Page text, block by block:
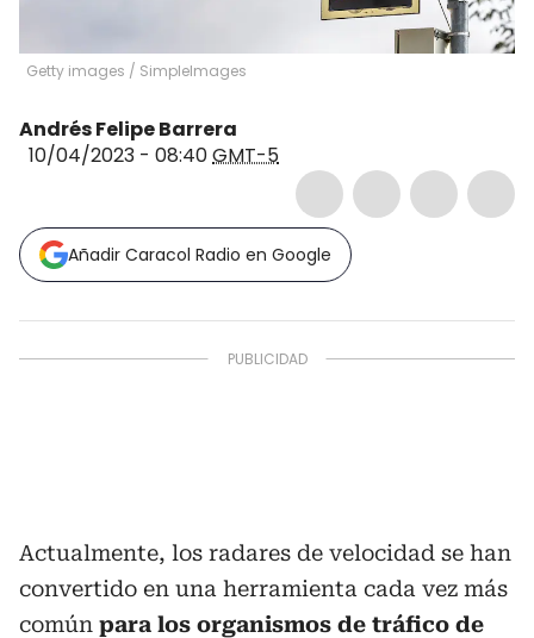
Getty images / SimpleImages
Andrés Felipe Barrera
10/04/2023 - 08:40GMT-5
Añadir Caracol Radio en Google
Actualmente, los radares de velocidad se han
convertido en una herramienta cada vez más
común para los organismos de tráfico de